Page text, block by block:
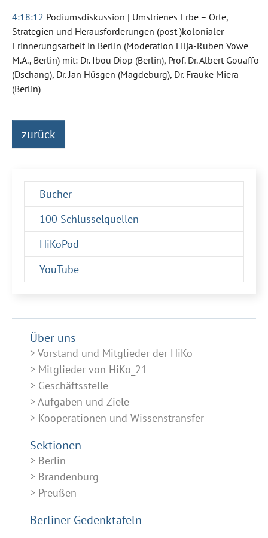
4:18:12 Podiumsdiskussion | Umstrienes Erbe – Orte,
Strategien und Herausforderungen (post-)kolonialer
Erinnerungsarbeit in Berlin (Moderation Lilja-Ruben Vowe
M.A., Berlin) mit: Dr. Ibou Diop (Berlin), Prof. Dr. Albert Gouaffo
(Dschang), Dr. Jan Hüsgen (Magdeburg), Dr. Frauke Miera
(Berlin)
zurück
Bücher
100 Schlüsselquellen
HiKoPod
YouTube
Über uns
Vorstand und Mitglieder der HiKo
Mitglieder von HiKo_21
Geschäftsstelle
Aufgaben und Ziele
Kooperationen und Wissenstransfer
Sektionen
Berlin
Brandenburg
Preußen
Berliner Gedenktafeln